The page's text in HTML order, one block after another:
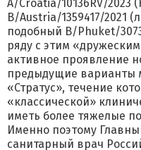
A/Croatia/10136RV/2023
B/Austria/1359417/2021
подобный B/Phuket/
ряду с этим
активное проявление
предыдущие варианты
«Стратус», течение
«классической»
иметь более тяжелые
Именно поэтому
санитарный врач